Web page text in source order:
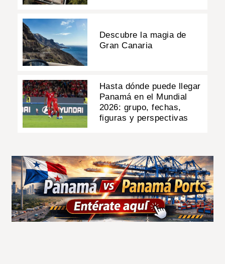
Descubre la magia de
Gran Canaria
Hasta dónde puede llegar
Panamá en el Mundial
2026: grupo, fechas,
figuras y perspectivas